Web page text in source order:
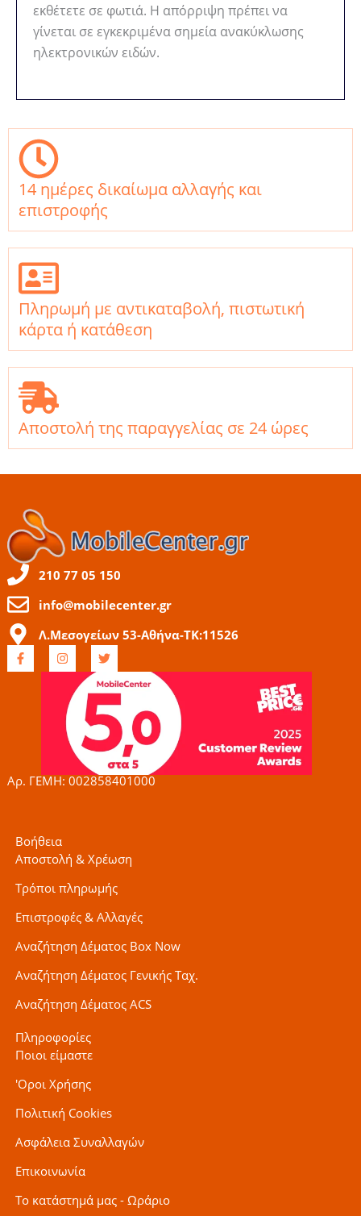
εκθέτετε σε φωτιά. Η απόρριψη πρέπει να
γίνεται σε εγκεκριμένα σημεία ανακύκλωσης
ηλεκτρονικών ειδών.
14 ημέρες δικαίωμα αλλαγής και
επιστροφής
Πληρωμή με αντικαταβολή, πιστωτική
κάρτα ή κατάθεση
Αποστολή της παραγγελίας σε 24 ώρες
210 77 05 150
info@mobilecenter.gr
Λ.Μεσογείων 53-Αθήνα-ΤΚ:11526
F
a
c
I
n
s
g
r
a
m
T
w
t
t
e
r
Αρ. ΓΕΜΗ: 002858401000
Βοήθεια
Αποστολή & Χρέωση
Τρόποι πληρωμής
Επιστροφές & Αλλαγές
Αναζήτηση Δέματος Box Now
Αναζήτηση Δέματος Γενικής Ταχ.
Αναζήτηση Δέματος ACS
Πληροφορίες
Ποιοι είμαστε
'Οροι Χρήσης
Πολιτική Cookies
Ασφάλεια Συναλλαγών
Επικοινωνία
Το κατάστημά μας - Ωράριο